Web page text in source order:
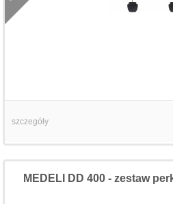
szczegóły
MEDELI DD 400 - zestaw